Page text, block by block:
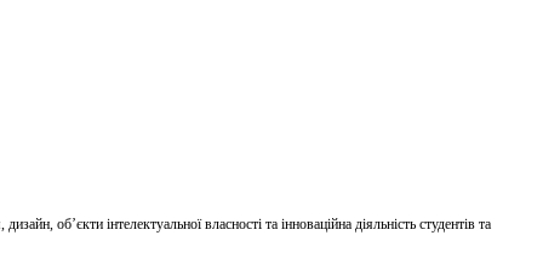
об’єкти інтелектуальної власності та інноваційна діяльність студентів та